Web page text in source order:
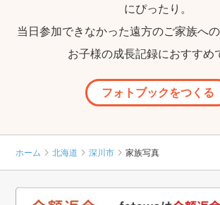
にぴったり。
当日参加できなかった遠方のご家族への
お子様の成長記録におすすめ
フォトブックをつくる
ホーム 北海道 深川市 家族写真